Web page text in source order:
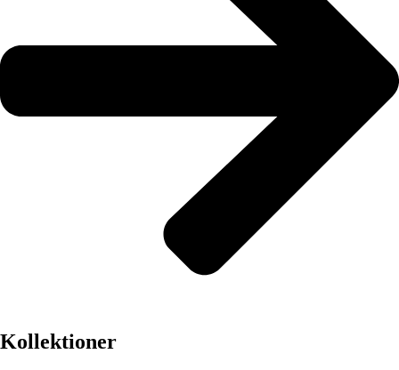
Kollektioner